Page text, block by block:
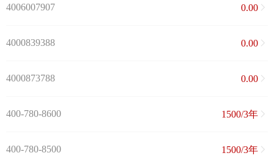
4006007907 0.00
4000839388 0.00
4000873788 0.00
400-780-8600 1500/3年
400-780-8500 1500/3年